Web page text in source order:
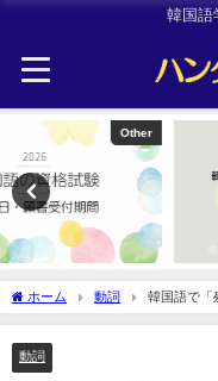
韓国語
ホーム 動詞 韓国語で「
動詞